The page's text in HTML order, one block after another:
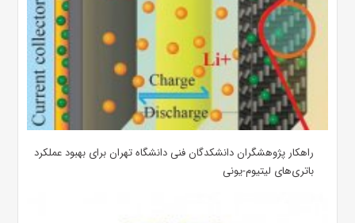
راهکار پژوهشگران دانشکدگان فنی دانشگاه تهران برای بهبود عملکرد
باتری‌های لیتیوم-یونی